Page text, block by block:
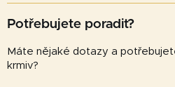
Potřebujete poradit?
Máte nějaké dotazy a
krmiv?